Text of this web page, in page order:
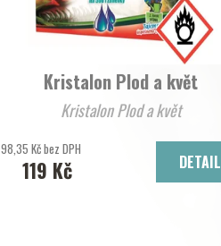
Kristalon Plod a květ
Kristalon Plod a květ
98,35 Kč bez DPH
119 Kč DETAIL